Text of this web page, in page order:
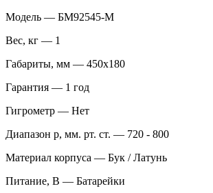
Модель — БМ92545-М
Вес, кг — 1
Габариты, мм — 450х180
Гарантия — 1 год
Гигрометр — Нет
Диапазон p, мм. рт. ст. — 720 - 800
Материал корпуса — Бук / Латунь
Питание, В — Батарейки